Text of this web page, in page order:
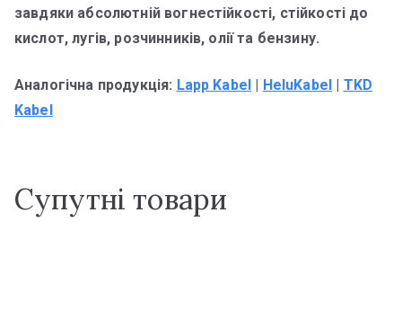
завдяки абсолютній вогнестійкості, стійкості до
кислот, лугів, розчинників, олії та бензину.
Аналогічна продукція: Lapp Kabel | HeluKabel | TKD
Kabel
Супутні товари